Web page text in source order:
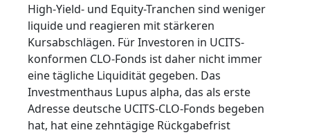
High-Yield- und Equity-Tranchen sind weniger
liquide und reagieren mit stärkeren
Kursabschlägen. Für Investoren in UCITS-
konformen CLO-Fonds ist daher nicht immer
eine tägliche Liquidität gegeben. Das
Investmenthaus Lupus alpha, das als erste
Adresse deutsche UCITS-CLO-Fonds begeben
hat, hat eine zehntägige Rückgabefrist